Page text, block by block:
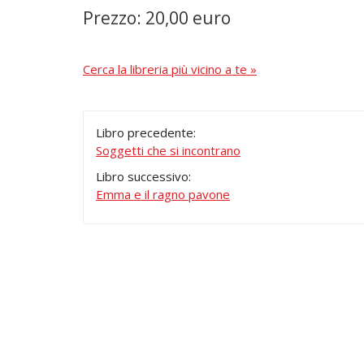
Prezzo: 20,00 euro
Cerca la libreria più vicino a te »
Libro precedente:
Soggetti che si incontrano
Libro successivo:
Emma e il ragno pavone